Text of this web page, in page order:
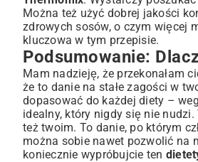
Można też użyć dobrej jakości
zdrowych sosów, o czym więcej
kluczowa w tym przepisie.
Podsumowanie:
Mam nadzieję, że przekonałam
że to danie na stałe zagości w
dopasować do każdej diety –
idealny, który nigdy się nie nudzi.
też twoim. To danie, po którym
można sobie nawet pozwolić na
koniecznie wypróbujcie ten